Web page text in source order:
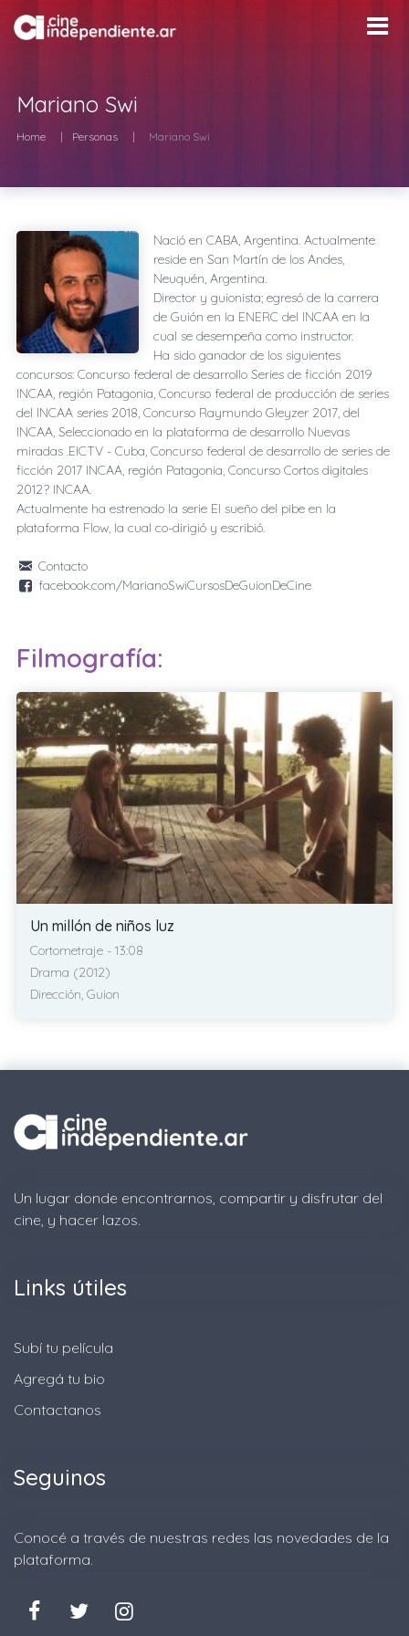
Mariano Swi
Home Personas Mariano Swi
Nació en CABA, Argentina. Actualmente
reside en San Martín de los Andes,
Neuquén, Argentina.
Director y guionista; egresó de la carrera
de Guión en la ENERC del INCAA en la
cual se desempeña como instructor.
Ha sido ganador de los siguientes
concursos: Concurso federal de desarrollo Series de ficción 2019
INCAA, región Patagonia, Concurso federal de producción de series
del INCAA series 2018, Concurso Raymundo Gleyzer 2017, del
INCAA, Seleccionado en la plataforma de desarrollo Nuevas
miradas .EICTV - Cuba, Concurso federal de desarrollo de series de
ficción 2017 INCAA, región Patagonia, Concurso Cortos digitales
2012? INCAA.
Actualmente ha estrenado la serie El sueño del pibe en la
plataforma Flow, la cual co-dirigió y escribió.
Contacto
facebook.com/MarianoSwiCursosDeGuionDeCine
Filmografía:
Un millón de niños luz
Cortometraje - 13:08
Drama (2012)
Dirección, Guion
Un lugar donde encontrarnos, compartir y disfrutar del
cine, y hacer lazos.
Links útiles
Subí tu película
Agregá tu bio
Contactanos
Seguinos
Conocé a través de nuestras redes las novedades de la
plataforma.